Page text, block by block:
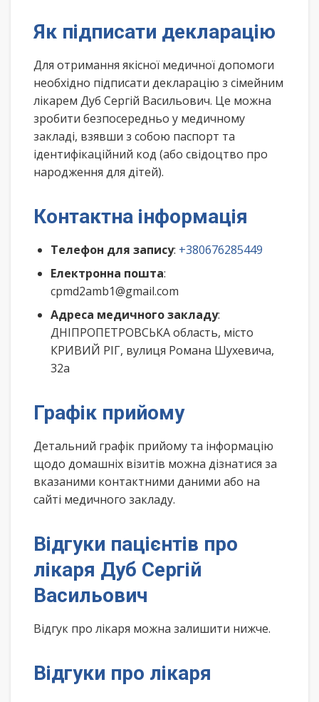
Як підписати декларацію
Для отримання якісної медичної допомоги
необхідно підписати декларацію з сімейним
лікарем Дуб Сергій Васильович. Це можна
зробити безпосередньо у медичному
закладі, взявши з собою паспорт та
ідентифікаційний код (або свідоцтво про
народження для дітей).
Контактна інформація
Телефон для запису: +380676285449
Електронна пошта:
cpmd2amb1@gmail.com
Адреса медичного закладу:
ДНІПРОПЕТРОВСЬКА область, місто
КРИВИЙ РІГ, вулиця Романа Шухевича,
32а
Графік прийому
Детальний графік прийому та інформацію
щодо домашніх візитів можна дізнатися за
вказаними контактними даними або на
сайті медичного закладу.
Відгуки пацієнтів про
лікаря Дуб Сергій
Васильович
Відгук про лікаря можна залишити нижче.
Відгуки про лікаря